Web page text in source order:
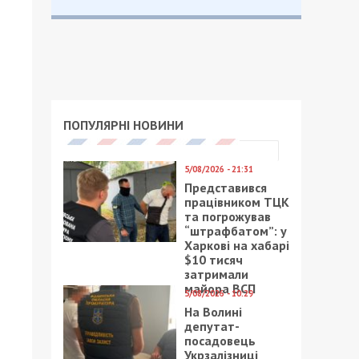
ПОПУЛЯРНІ НОВИНИ
5/08/2026 - 21:31
Представився
працівником ТЦК
та погрожував
“штрафбатом”: у
Харкові на хабарі
$10 тисяч
затримали
майора ВСП
5/08/2026 - 10:29
На Волині
депутат-
посадовець
Укрзалізниці